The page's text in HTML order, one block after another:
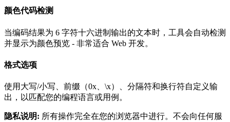
颜色代码检测
当编码结果为 6 字符十六进制输出的文本时，工具会自动检测
并显示为颜色预览 - 非常适合 Web 开发。
格式选项
使用大写/小写、前缀（0x、\x）、分隔符和换行符自定义输
出，以匹配您的编程语言或用例。
隐私说明: 所有操作完全在您的浏览器中进行。不会向任何服